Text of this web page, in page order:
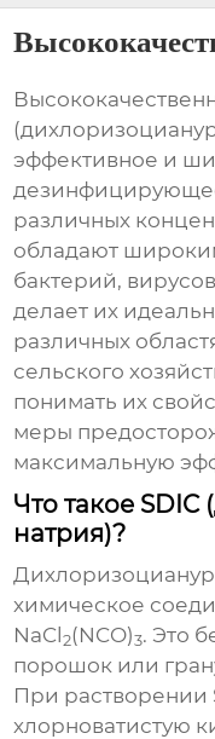
эффективное и
различных
обладают
бактерий,
делает их
различных
сельского
понимать их
меры
максимальную
Что такое
натрия)?
химическое
NaCl2(NCO)3. Это
порошок или
При растворении
хлорноватистую